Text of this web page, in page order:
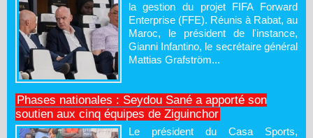
la gestion du projet FIFA Forward
Enterprise (FFE). Réunis à Rabat, au
Maroc, le président de l'instance,
Gianni Infantino, le secrétaire général
Mattias Grafström...
Phases nationales : Seydou Sané a apporté son
soutien aux cinq équipes de Ziguinchor
Le président du Casa Sports,